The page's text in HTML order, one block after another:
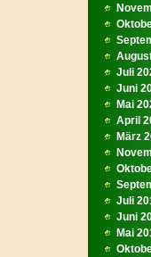
Juli
Juni
Mai
April
März
Juli
Juni
Mai